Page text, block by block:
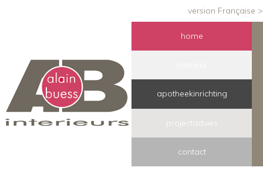
version Française >
home
apotheekinrichting
projectadvies
contact